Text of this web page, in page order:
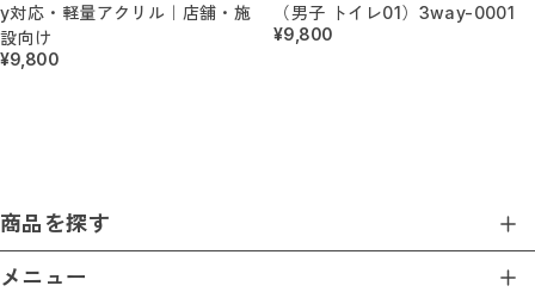
y対応・軽量アクリル｜店舗・施
設向け
¥9,800
（男子 トイレ01）3way-0001
¥9,800
商品を探す
商品一覧
メニュー